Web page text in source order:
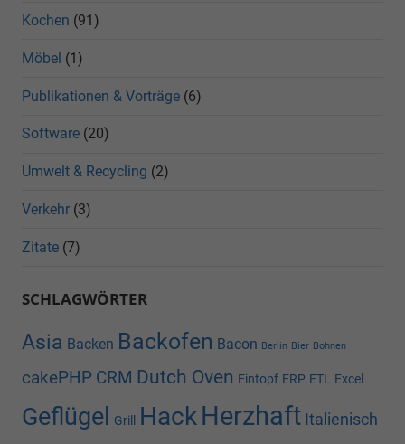
Kochen (91)
Möbel (1)
Publikationen & Vorträge (6)
Software (20)
Umwelt & Recycling (2)
Verkehr (3)
Zitate (7)
SCHLAGWÖRTER
Asia Backen Backofen Bacon Berlin Bier Bohnen
cakePHP CRM Dutch Oven Eintopf ERP ETL Excel
Geflügel Grill HackHerzhaft Italienisch